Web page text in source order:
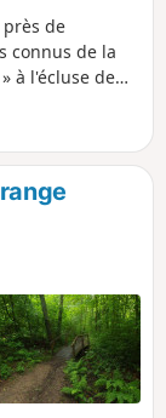
de
connus de la
à l'écluse de